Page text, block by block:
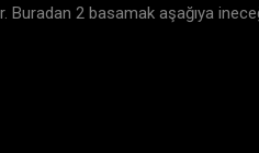
2 basamak aşağıya